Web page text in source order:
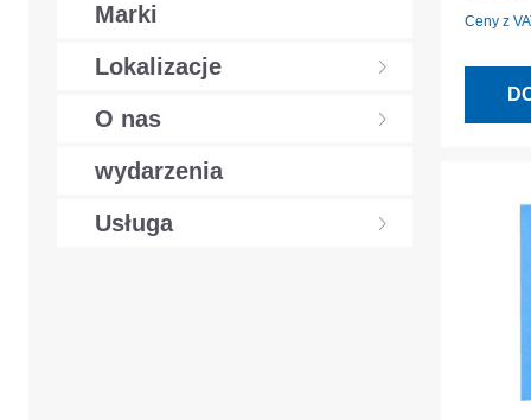
Marki
Lokalizacje
O nas
wydarzenia
Usługa
Ceny z